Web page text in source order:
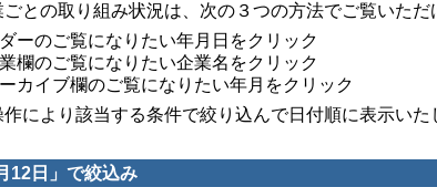
との取り組み状況は、次の３つの方法でご覧いただ
ーのご覧になりたい年月日をクリック
欄のご覧になりたい企業名をクリック
カイブ欄のご覧になりたい年月をクリック
により該当する条件で絞り込んで日付順に表示い
12日 」で絞込み